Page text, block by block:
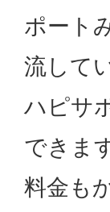
ポート
流して
ハピサ
できま
料金も